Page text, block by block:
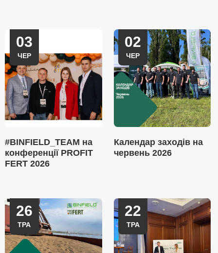
03
ЧЕР
#BINFIELD_TEAM на
конференції PROFIT
FERT 2026
02
ЧЕР
Календар заходів на
червень 2026
26
ТРА
22
ТРА